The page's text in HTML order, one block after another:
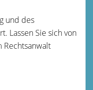
und des
Lassen Sie sich von
Rechtsanwalt